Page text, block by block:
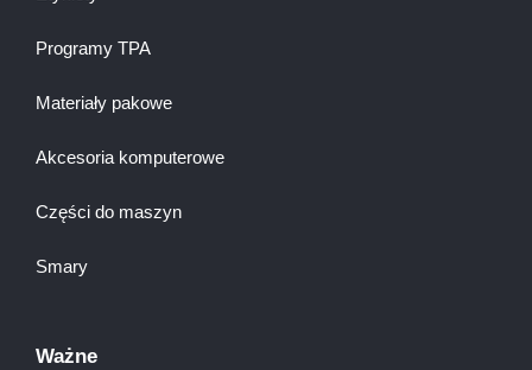
Programy TPA
Materiały pakowe
Akcesoria komputerowe
Części do maszyn
Smary
Ważne